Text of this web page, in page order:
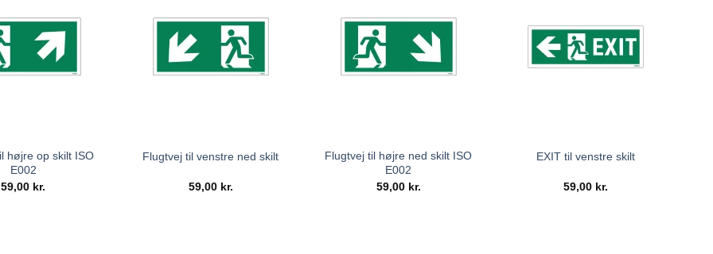
højre op skilt ISO
E002
59,00 kr.
Flugtvej til venstre ned skilt
59,00 kr.
Flugtvej til højre ned skilt ISO
E002
59,00 kr.
EXIT til venstre skilt
59,00 kr.